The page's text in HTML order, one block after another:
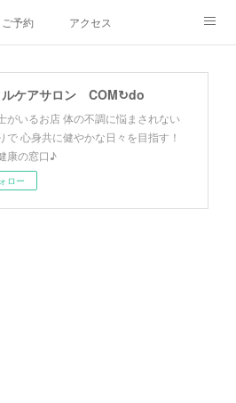
ご予約 アクセス
ルケアサロン COM↻do
がいるお店 体の不調に悩まされない
で 心身共に健やかな日々を目指す！
康の窓口♪
ロー